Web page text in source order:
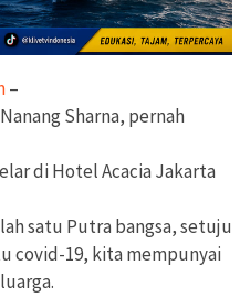
–
Sharna, pernah
di Hotel Acacia Jakarta
satu Putra bangsa, setuju
covid-19, kita mempunyai